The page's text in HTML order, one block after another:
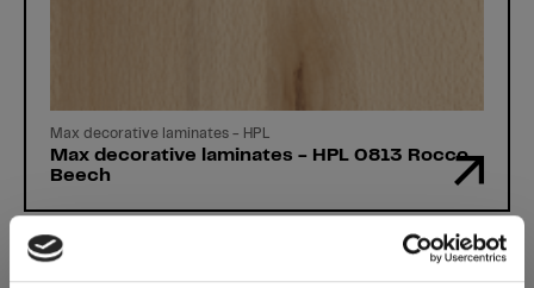
Max decorative laminates - HPL
Max decorative laminates - HPL 0813 Rocco
Beech